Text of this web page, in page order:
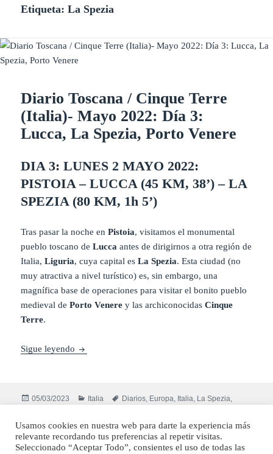
Etiqueta:La Spezia
Diario Toscana / Cinque Terre
(Italia)- Mayo 2022: Día 3:
Lucca, La Spezia, Porto Venere
DIA 3: LUNES 2 MAYO 2022:
PISTOIA – LUCCA (45 KM, 38’) – LA
SPEZIA (80 KM, 1h 5’)
Tras pasar la noche enPistoia, visitamos el monumental
pueblo toscano deLucca antes de dirigirnos a otra región de
Italia,Liguria, cuya capital esLa Spezia. Esta ciudad (no
muy atractiva a nivel turístico) es, sin embargo, una
magnífica base de operaciones para visitar el bonito pueblo
medieval dePorto Venere y las archiconocidasCinque
Terre.
Sigue leyendo Diario Toscana / Cinque Terre (Italia)- Mayo
Publicado
05/03/2023 Categorías
Italia Etiquetas
Diarios, Europa, Italia, La Spezia,
Funciona gracias a WordPress
Usamos cookies en nuestra web para darte la experiencia más
relevante recordando tus preferencias al repetir visitas.
Seleccionado “Aceptar Todo”, consientes el uso de todas las